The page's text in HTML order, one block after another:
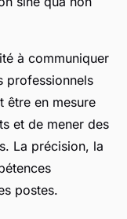
à communiquer
professionnels
être en mesure
et de mener des
La précision, la
postes.